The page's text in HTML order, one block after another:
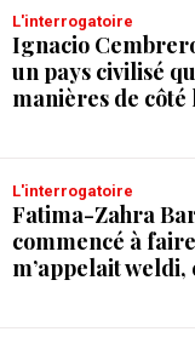
L'interrogatoire
Ignacio
un pays civilisé
manières de côté
L'interrogatoire
Fatima-Zahra
commencé à
m’appelait weldi,